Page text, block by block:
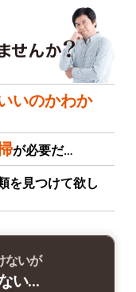
いのかわか
が必要だ…
を見つけて欲し
ないが
い…